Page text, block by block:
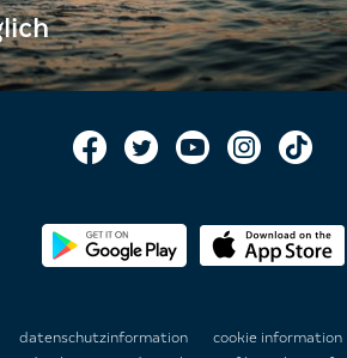
datenschutzinformation cookie information